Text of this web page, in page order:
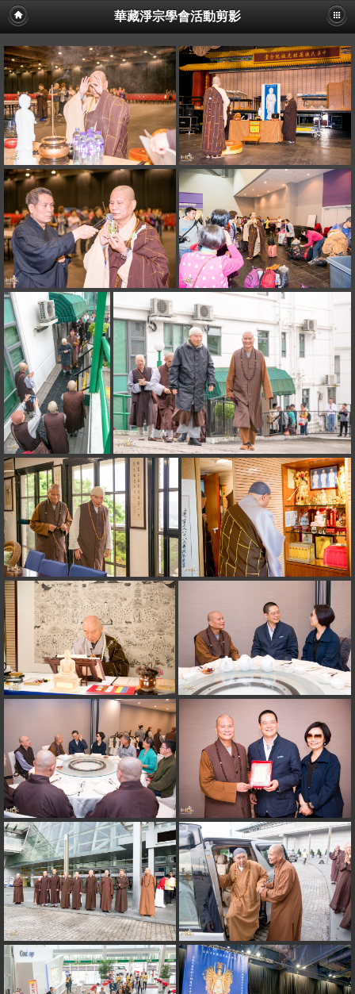
華藏淨宗學會活動剪影